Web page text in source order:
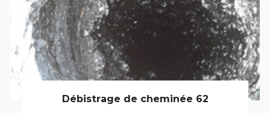
Débistrage de cheminée 62